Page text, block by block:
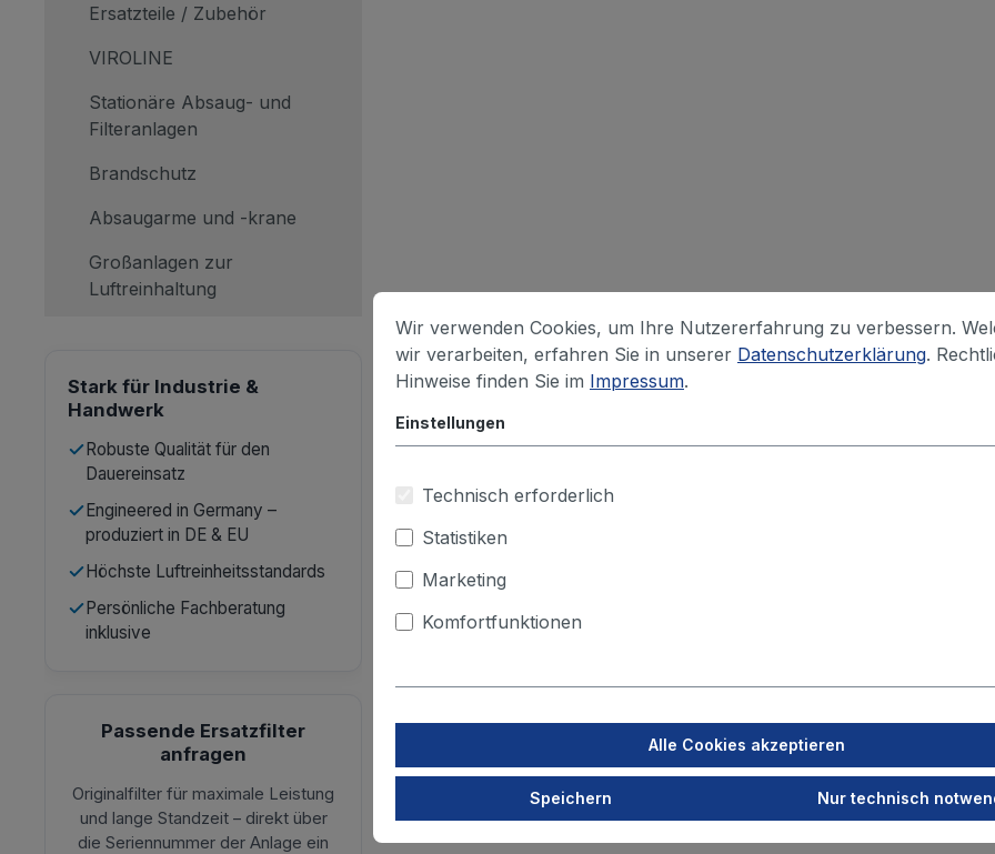
Ersatzteile / Zubehör
VIROLINE
Stationäre Absaug- und
Filteranlagen
Brandschutz
Absaugarme und -krane
Großanlagen zur
Luftreinhaltung
Stark für Industrie &
Handwerk
Robuste Qualität für den
Dauereinsatz
Engineered in Germany –
produziert in DE & EU
Höchste Luftreinheitsstandards
Persönliche Fachberatung
inklusive
Passende Ersatzfilter
anfragen
Originalfilter für maximale Leistung
und lange Standzeit – direkt über
die Seriennummer der Anlage ein
Wir verwenden Cookies, um Ihre Nutzererfahrung zu verbessern.
wir verarbeiten, erfahren Sie in unserer Datenschutzerklärung.
Hinweise finden Sie im Impressum.
Einstellungen
Technisch erforderlich
Statistiken
Marketing
Komfortfunktionen
Alle Cookies akzeptieren
Speichern Nur technisch